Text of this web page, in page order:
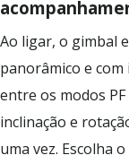
Ao ligar, o gimbal
panorâmico e
entre os modos
inclinação e
uma vez. Escolha